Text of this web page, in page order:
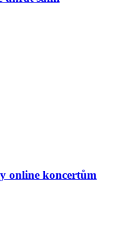
online koncertům